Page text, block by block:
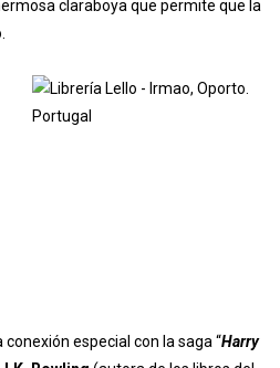
claraboya que permite que la